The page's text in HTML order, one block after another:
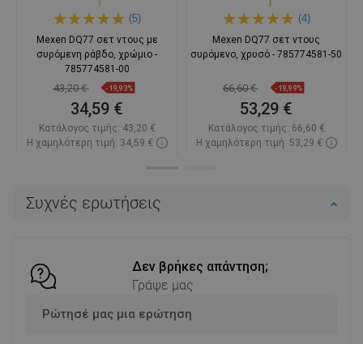
Συχνές ερωτήσεις
Δεν βρήκες απάντηση;
Γράψε μας
Ρώτησέ μας μια ερώτηση
(5)
Mexen DQ77 σετ ντους με
συρόμενη ράβδο, χρώμιο -
785774581-00
43,20 € -19,93%
34,59 €
Κατάλογος τιμής: 43,20 €
Η χαμηλότερη τιμή: 34,59 €
(4)
Mexen DQ77 σετ ντους
συρόμενο, χρυσό - 785774581-50
66,60 € -19,99%
53,29 €
Κατάλογος τιμής: 66,60 €
Η χαμηλότερη τιμή: 53,29 €